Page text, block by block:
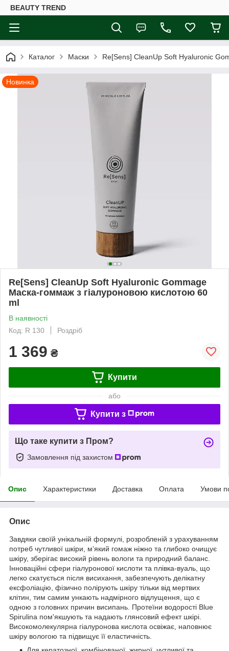
BEAUTY TREND
Каталог Маски Re[Sens] CleanUp Soft Hyaluronic
Новинка
Re[Sens] CleanUp Soft Hyaluronic Gommage
Маска-гоммаж з гіалуроновою кислотою 60
ml
В наявності
Код: R 130
Роздріб
1 369 ₴
Купити
або
Купити з
Що таке купити з Пром?
Замовлення під захистом
Опис Характеристики Доставка Оплата Умови
Опис
Завдяки своїй унікальній формулі, розробленій з урахуванням
потреб чутливої шкіри, мʼякий гомаж ніжно та глибоко очищує
шкіру, зберігає високий рівень вологи та природний баланс.
Інноваційні сфери гіалуронової кислоти та плівка-вуаль, що
легко скатується після висихання, забезпечують делікатну
ексфоліацію, фізично полірують шкіру тільки від мертвих
клітин, тим самим ункають надмірного відлущення, що є
одною з головних причин висипань. Протеїни водорості Blue
Spirulina пом'якшують та надають глянсовий ефект шкірі.
Високомолекулярна гіалуронова кислота освіжає, наповнює
шкіру вологою та підвищує її еластичність.